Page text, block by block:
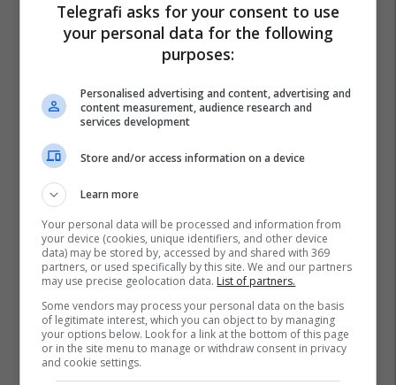
Faton Bislimi Gabriel Escobar
Nagip Arifi
Ragmi Mustafi
Telegrafi asks for your consent to use
your personal data for the following
purposes:
Personalised advertising and content, advertising and
content measurement, audience research and
services development
Store and/or access information on a device
Learn more
Your personal data will be processed and information from
your device (cookies, unique identifiers, and other device
data) may be stored by, accessed by and shared with 369
partners, or used specifically by this site. We and our partners
may use precise geolocation data. List of partners.
Some vendors may process your personal data on the basis
of legitimate interest, which you can object to by managing
your options below. Look for a link at the bottom of this page
or in the site menu to manage or withdraw consent in privacy
and cookie settings.